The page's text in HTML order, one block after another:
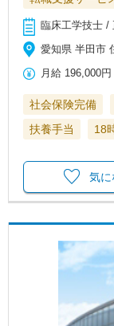
臨床工学技士 /
愛知県 半田市
月給 196,000円
社会保険完備
扶養手当
18
気に